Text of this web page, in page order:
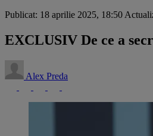
Publicat: 18 aprilie 2025, 18:50
EXCLUSIV De ce a
Alex Preda